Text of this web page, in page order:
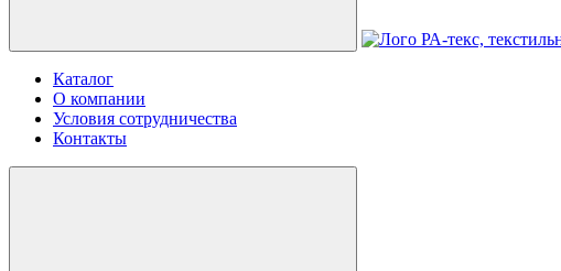
Каталог
О компании
Условия сотрудничества
Контакты